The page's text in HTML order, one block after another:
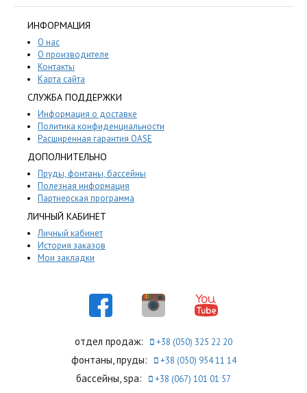
ИНФОРМАЦИЯ
О нас
О производителе
Контакты
Карта сайта
СЛУЖБА ПОДДЕРЖКИ
Информация о доставке
Политика конфиденциальности
Расширенная гарантия OASE
ДОПОЛНИТЕЛЬНО
Пруды, фонтаны, бассейны
Полезная информация
Партнерская программа
ЛИЧНЫЙ КАБИНЕТ
Личный кабинет
История заказов
Мои закладки
отдел продаж: +38 (050) 325 22 20
фонтаны, пруды: +38 (050) 954 11 14
бассейны, spa: +38 (067) 101 01 57